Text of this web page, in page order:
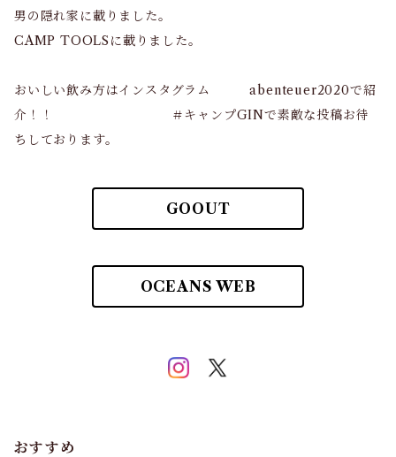
男の隠れ家に載りました。
CAMP TOOLSに載りました。
おいしい飲み方はインスタグラム abenteuer2020で紹
介！！ ＃キャンプGINで素敵な投稿お待
ちしております。
GOOUT
OCEANS WEB
おすすめ